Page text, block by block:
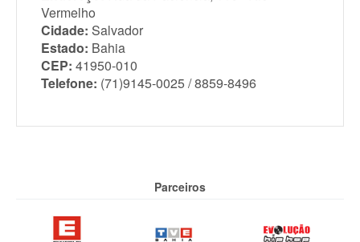
Vermelho
Cidade: Salvador
Estado: Bahia
CEP: 41950-010
Telefone: (71)9145-0025 / 8859-8496
Parceiros